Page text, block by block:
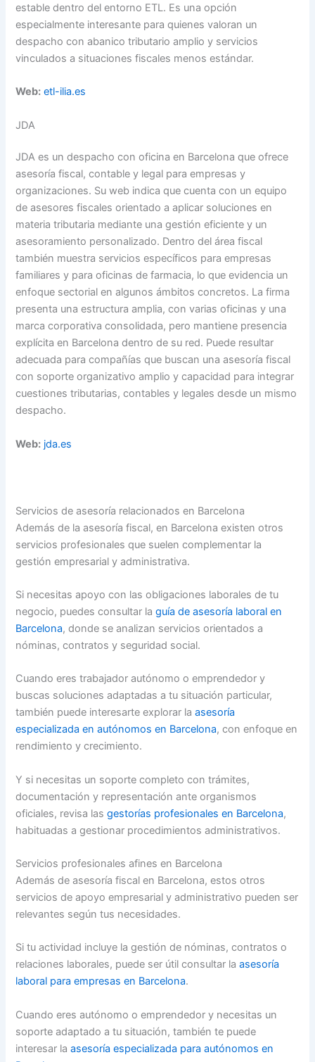
estable dentro del entorno ETL. Es una opción
especialmente interesante para quienes valoran un
despacho con abanico tributario amplio y servicios
vinculados a situaciones fiscales menos estándar.
Web: etl-ilia.es
JDA
JDA es un despacho con oficina en Barcelona que ofrece
asesoría fiscal, contable y legal para empresas y
organizaciones. Su web indica que cuenta con un equipo
de asesores fiscales orientado a aplicar soluciones en
materia tributaria mediante una gestión eficiente y un
asesoramiento personalizado. Dentro del área fiscal
también muestra servicios específicos para empresas
familiares y para oficinas de farmacia, lo que evidencia un
enfoque sectorial en algunos ámbitos concretos. La firma
presenta una estructura amplia, con varias oficinas y una
marca corporativa consolidada, pero mantiene presencia
explícita en Barcelona dentro de su red. Puede resultar
adecuada para compañías que buscan una asesoría fiscal
con soporte organizativo amplio y capacidad para integrar
cuestiones tributarias, contables y legales desde un mismo
despacho.
Web: jda.es
Servicios de asesoría relacionados en Barcelona
Además de la asesoría fiscal, en Barcelona existen otros
servicios profesionales que suelen complementar la
gestión empresarial y administrativa.
Si necesitas apoyo con las obligaciones laborales de tu
negocio, puedes consultar laguía de asesoría laboral en
Barcelona, donde se analizan servicios orientados a
nóminas, contratos y seguridad social.
Cuando eres trabajador autónomo o emprendedor y
buscas soluciones adaptadas a tu situación particular,
también puede interesarte explorar laasesoría
especializada en autónomos en Barcelona, con enfoque en
rendimiento y crecimiento.
Y si necesitas un soporte completo con trámites,
documentación y representación ante organismos
oficiales, revisa lasgestorías profesionales en Barcelona,
habituadas a gestionar procedimientos administrativos.
Servicios profesionales afines en Barcelona
Además de asesoría fiscal en Barcelona, estos otros
servicios de apoyo empresarial y administrativo pueden ser
relevantes según tus necesidades.
Si tu actividad incluye la gestión de nóminas, contratos o
relaciones laborales, puede ser útil consultar laasesoría
laboral para empresas en Barcelona.
Cuando eres autónomo o emprendedor y necesitas un
soporte adaptado a tu situación, también te puede
interesar laasesoría especializada para autónomos en